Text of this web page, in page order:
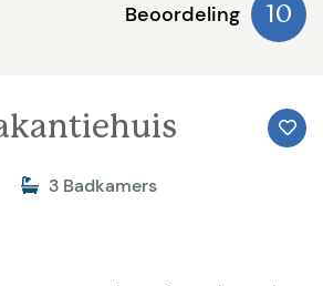
Beoordeling 10
3 Badkamers